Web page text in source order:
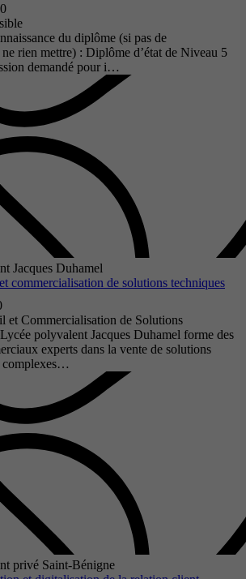
du diplôme (si pas de
ne rien mettre) : Diplôme d’état de Niveau 5
demandé pour i…
Jacques Duhamel
commercialisation de solutions techniques
et Commercialisation de Solutions
polyvalent Jacques Duhamel forme des
experts dans la vente de solutions
complexes…
privé Saint-Bénigne